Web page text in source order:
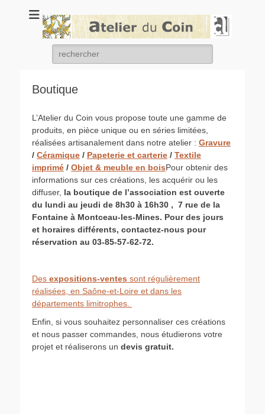
Atelier du coin
un atelier chantier d'insertion de l'association Arc en ciel
Rechercher :
Boutique
L’Atelier du Coin vous propose toute une gamme de
produits, en pièce unique ou en séries limitées,
réalisées artisanalement dans notre atelier : Gravure
/ Céramique / Papeterie et carterie / Textile
imprimé / Objet & meuble en boisPour obtenir des
informations sur ces créations, les acquérir ou les
diffuser, la boutique de l’association est ouverte
du lundi au jeudi de 8h30 à 16h30 , 7 rue de la
Fontaine à Montceau-les-Mines. Pour des jours
et horaires différents, contactez-nous pour
réservation au 03-85-57-62-72.
Des expositions-ventes sont régulièrement
réalisées, en Saône-et-Loire et dans les
départements limitrophes.
Enfin, si vous souhaitez personnaliser ces créations
et nous passer commandes, nous étudierons votre
projet et réaliserons un devis gratuit.